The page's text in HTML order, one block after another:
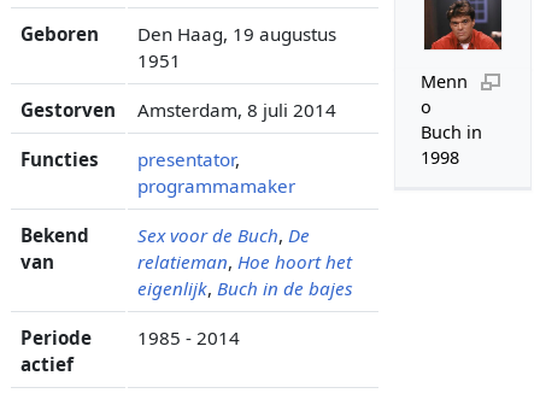
Menn
o
Buch in
1998
Geboren
Den Haag, 19 augustus
1951
Gestorven Amsterdam, 8 juli 2014
Functies presentator,
programmamaker
Bekend
van
Sex voor de Buch, De
relatieman, Hoe hoort het
eigenlijk, Buch in de bajes
Periode
actief
1985 - 2014